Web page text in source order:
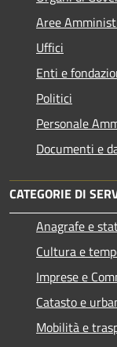
Aree
Uffici
Enti e
Politici
Personale
Documenti e
CATEGORIE DI
Anagrafe e
Cultura e
Imprese e
Catasto e
Mobilità e